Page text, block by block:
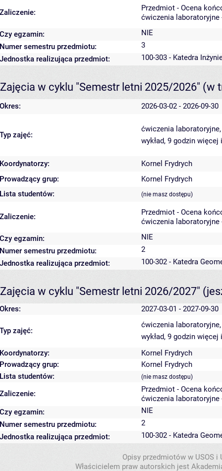
Zaliczenie:
Przedmiot - Ocena
ćwiczenia laboratoryjne
Czy egzamin:
NIE
Numer semestru przedmiotu:
3
Jednostka realizująca przedmiot:
100-303 - Katedra
Zajęcia w cyklu "Semestr letni 2025/2026" (w
Okres: 2026-03-02 - 2026-09-30
Typ zajęć:
ćwiczenia
wykład, 9 godzin więcej
Koordynatorzy:
Kornel Frydrych
Prowadzący grup:
Kornel Frydrych
Lista studentów:
(nie masz dostępu)
Zaliczenie:
Przedmiot - Ocena
ćwiczenia laboratoryjne
Czy egzamin:
NIE
Numer semestru przedmiotu:
2
Jednostka realizująca przedmiot:
100-302 - Katedra
Zajęcia w cyklu "Semestr letni 2026/2027"
Okres: 2027-03-01 - 2027-09-30
Typ zajęć:
ćwiczenia
wykład, 9 godzin więcej
Koordynatorzy:
Kornel Frydrych
Prowadzący grup:
Kornel Frydrych
Lista studentów:
(nie masz dostępu)
Zaliczenie:
Przedmiot - Ocena
ćwiczenia laboratoryjne
Czy egzamin:
NIE
Numer semestru przedmiotu:
2
Jednostka realizująca przedmiot:
100-302 - Katedra
Opisy przedmiotów w USOS
Właścicielem praw autorskich jest